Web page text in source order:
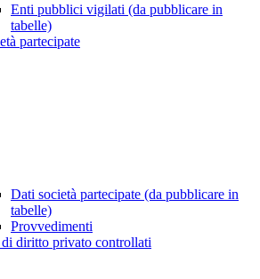
Enti pubblici vigilati (da pubblicare in
tabelle)
partecipate
Dati società partecipate (da pubblicare in
tabelle)
Provvedimenti
diritto privato controllati